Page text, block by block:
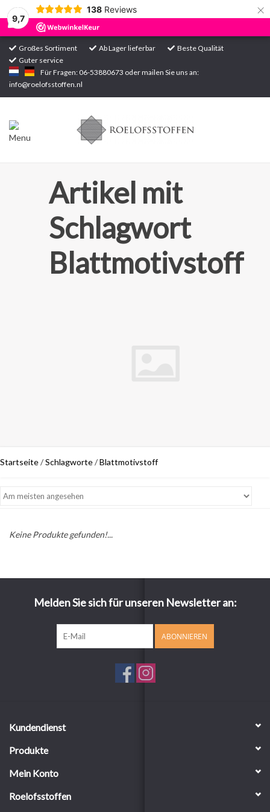
9,7
138 Reviews ×
Großes Sortiment Ab Lager lieferbar
Beste Qualität
Guter service
Für Fragen: 06-53880673 oder mailen Sie uns an:
info@roelofsstoffen.nl
Startseite
Sortiment
Artikel mit
Schlagwort
Blattmotivstoff
Startseite/Schlagworte/Blattmotivstoff
Keine Produkte gefunden!...
Melden Sie sich für unseren Newsletter an:
ABONNIEREN
Kundendienst
Produkte
Mein Konto
Roelofsstoffen